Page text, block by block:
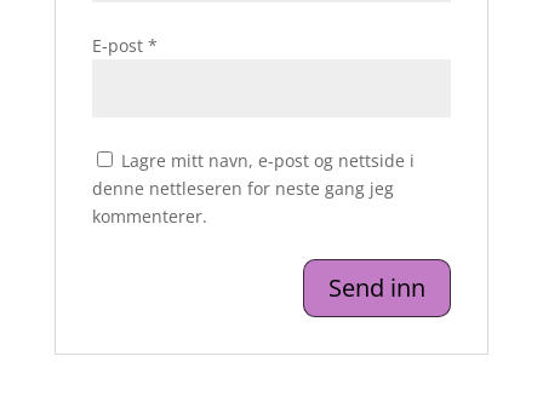
E-post *
Lagre mitt navn, e-post og nettside i
denne nettleseren for neste gang jeg
kommenterer.